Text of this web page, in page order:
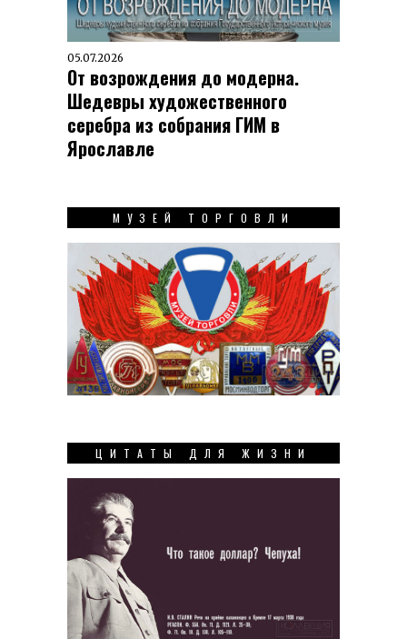
05.07.2026
От возрождения до модерна.
Шедевры художественного
серебра из собрания ГИМ в
Ярославле
МУЗЕЙ ТОРГОВЛИ
ЦИТАТЫ ДЛЯ ЖИЗНИ